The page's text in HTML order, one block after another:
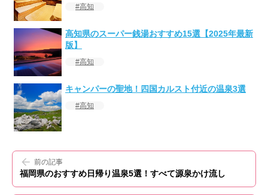
高知
高知県のスーパー銭湯おすすめ15選【2025年最新
版】
高知
キャンパーの聖地！四国カルスト付近の温泉3選
高知
前の記事
福岡県のおすすめ日帰り温泉5選！すべて源泉かけ流し